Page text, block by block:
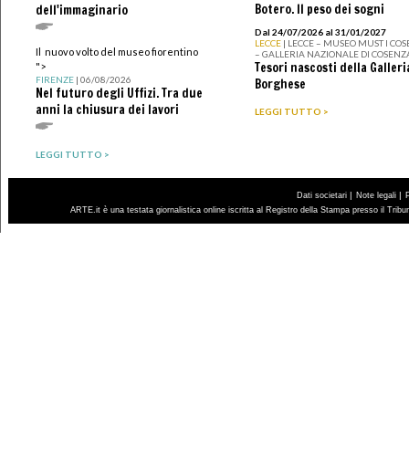
dell'immaginario
Il nuovo volto del museo fiorentino
">
FIRENZE| 06/08/2026
Nel futuro degli Uffizi. Tra due
anni la chiusura dei lavori
LEGGI TUTTO >
Botero. Il peso dei sogni
Dal 24/07/2026 al 31/01/2027
LECCE | LECCE – MUSEO MUST I
– GALLERIA NAZIONALE DI
Tesori nascosti della
Borghese
LEGGI TUTTO >
Dati societari | Note legali |
ARTE.it è una testata giornalistica online iscritta al Registro della Stampa presso il